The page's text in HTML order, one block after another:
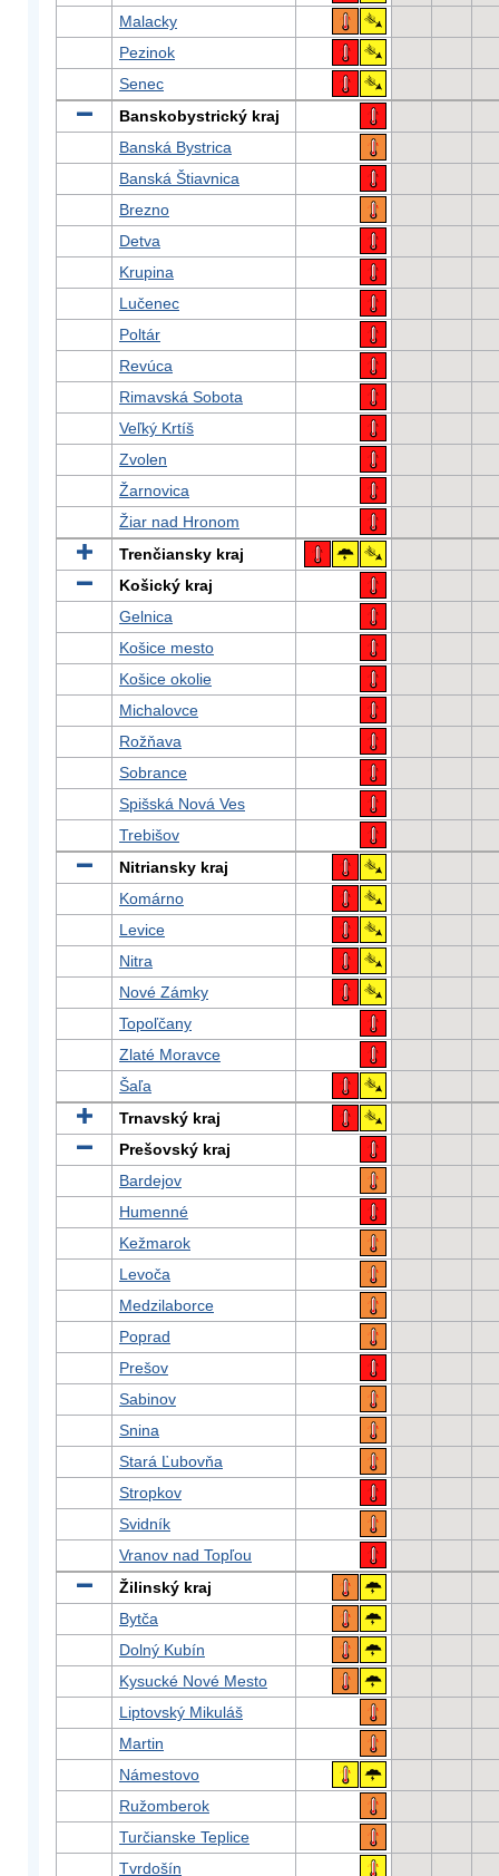
Malacky
Pezinok
Senec
Banskobystrický kraj
Banská Bystrica
Banská Štiavnica
Brezno
Detva
Krupina
Lučenec
Poltár
Revúca
Rimavská Sobota
Veľký Krtíš
Zvolen
Žarnovica
Žiar nad Hronom
Trenčiansky kraj
Košický kraj
Gelnica
Košice mesto
Košice okolie
Michalovce
Rožňava
Sobrance
Spišská Nová Ves
Trebišov
Nitriansky kraj
Komárno
Levice
Nitra
Nové Zámky
Topoľčany
Zlaté Moravce
Šaľa
Trnavský kraj
Prešovský kraj
Bardejov
Humenné
Kežmarok
Levoča
Medzilaborce
Poprad
Prešov
Sabinov
Snina
Stará Ľubovňa
Stropkov
Svidník
Vranov nad Topľou
Žilinský kraj
Bytča
Dolný Kubín
Kysucké Nové Mesto
Liptovský Mikuláš
Martin
Námestovo
Ružomberok
Turčianske Teplice
Tvrdošín